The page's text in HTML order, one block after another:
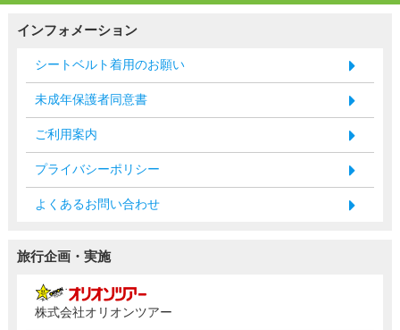
インフォメーション
シートベルト着用のお願い
未成年保護者同意書
ご利用案内
プライバシーポリシー
よくあるお問い合わせ
旅行企画・実施
株式会社オリオンツアー